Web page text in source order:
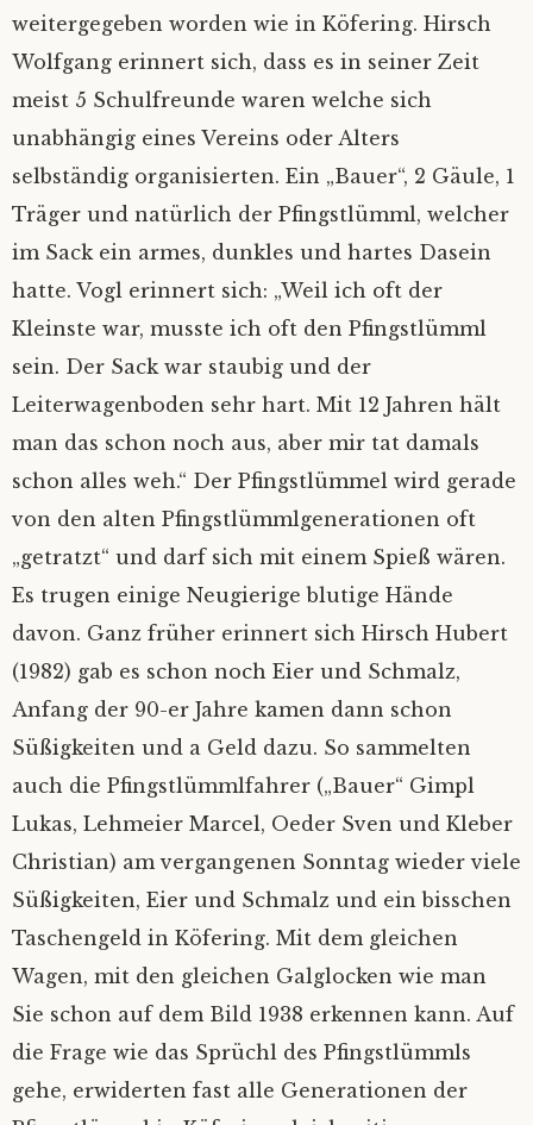
weitergegeben worden wie in Köfering. Hirsch
Wolfgang erinnert sich, dass es in seiner Zeit
meist 5 Schulfreunde waren welche sich
unabhängig eines Vereins oder Alters
selbständig organisierten. Ein „Bauer“, 2 Gäule, 1
Träger und natürlich der Pfingstlümml, welcher
im Sack ein armes, dunkles und hartes Dasein
hatte. Vogl erinnert sich: „Weil ich oft der
Kleinste war, musste ich oft den Pfingstlümml
sein. Der Sack war staubig und der
Leiterwagenboden sehr hart. Mit 12 Jahren hält
man das schon noch aus, aber mir tat damals
schon alles weh.“ Der Pfingstlümmel wird gerade
von den alten Pfingstlümmlgenerationen oft
„getratzt“ und darf sich mit einem Spieß wären.
Es trugen einige Neugierige blutige Hände
davon. Ganz früher erinnert sich Hirsch Hubert
(1982) gab es schon noch Eier und Schmalz,
Anfang der 90-er Jahre kamen dann schon
Süßigkeiten und a Geld dazu. So sammelten
auch die Pfingstlümmlfahrer („Bauer“ Gimpl
Lukas, Lehmeier Marcel, Oeder Sven und Kleber
Christian) am vergangenen Sonntag wieder viele
Süßigkeiten, Eier und Schmalz und ein bisschen
Taschengeld in Köfering. Mit dem gleichen
Wagen, mit den gleichen Galglocken wie man
Sie schon auf dem Bild 1938 erkennen kann. Auf
die Frage wie das Sprüchl des Pfingstlümmls
gehe, erwiderten fast alle Generationen der